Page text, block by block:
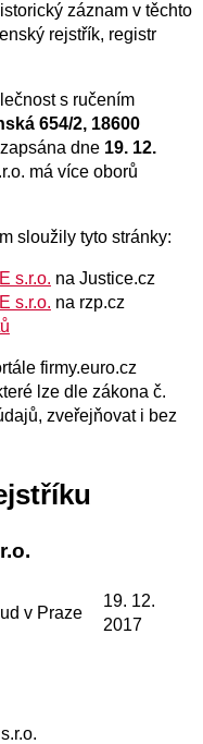
záznam v těchto
rejstřík, registr
s ručením
654/2, 18600
dne 19. 12.
má více oborů
sloužily tyto stránky:
s.r.o. na Justice.cz
s.r.o. na rzp.cz
firmy.euro.cz
lze dle zákona č.
zveřejňovat i bez
v Praze
19. 12.
2017